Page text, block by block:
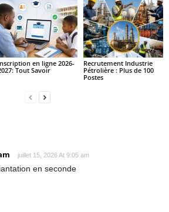
en ligne 2026-
Tout Savoir
Recrutement Industrie
Pétrolière : Plus de 100
Postes
juillet 15, 2026 At 9:05 am
en seconde